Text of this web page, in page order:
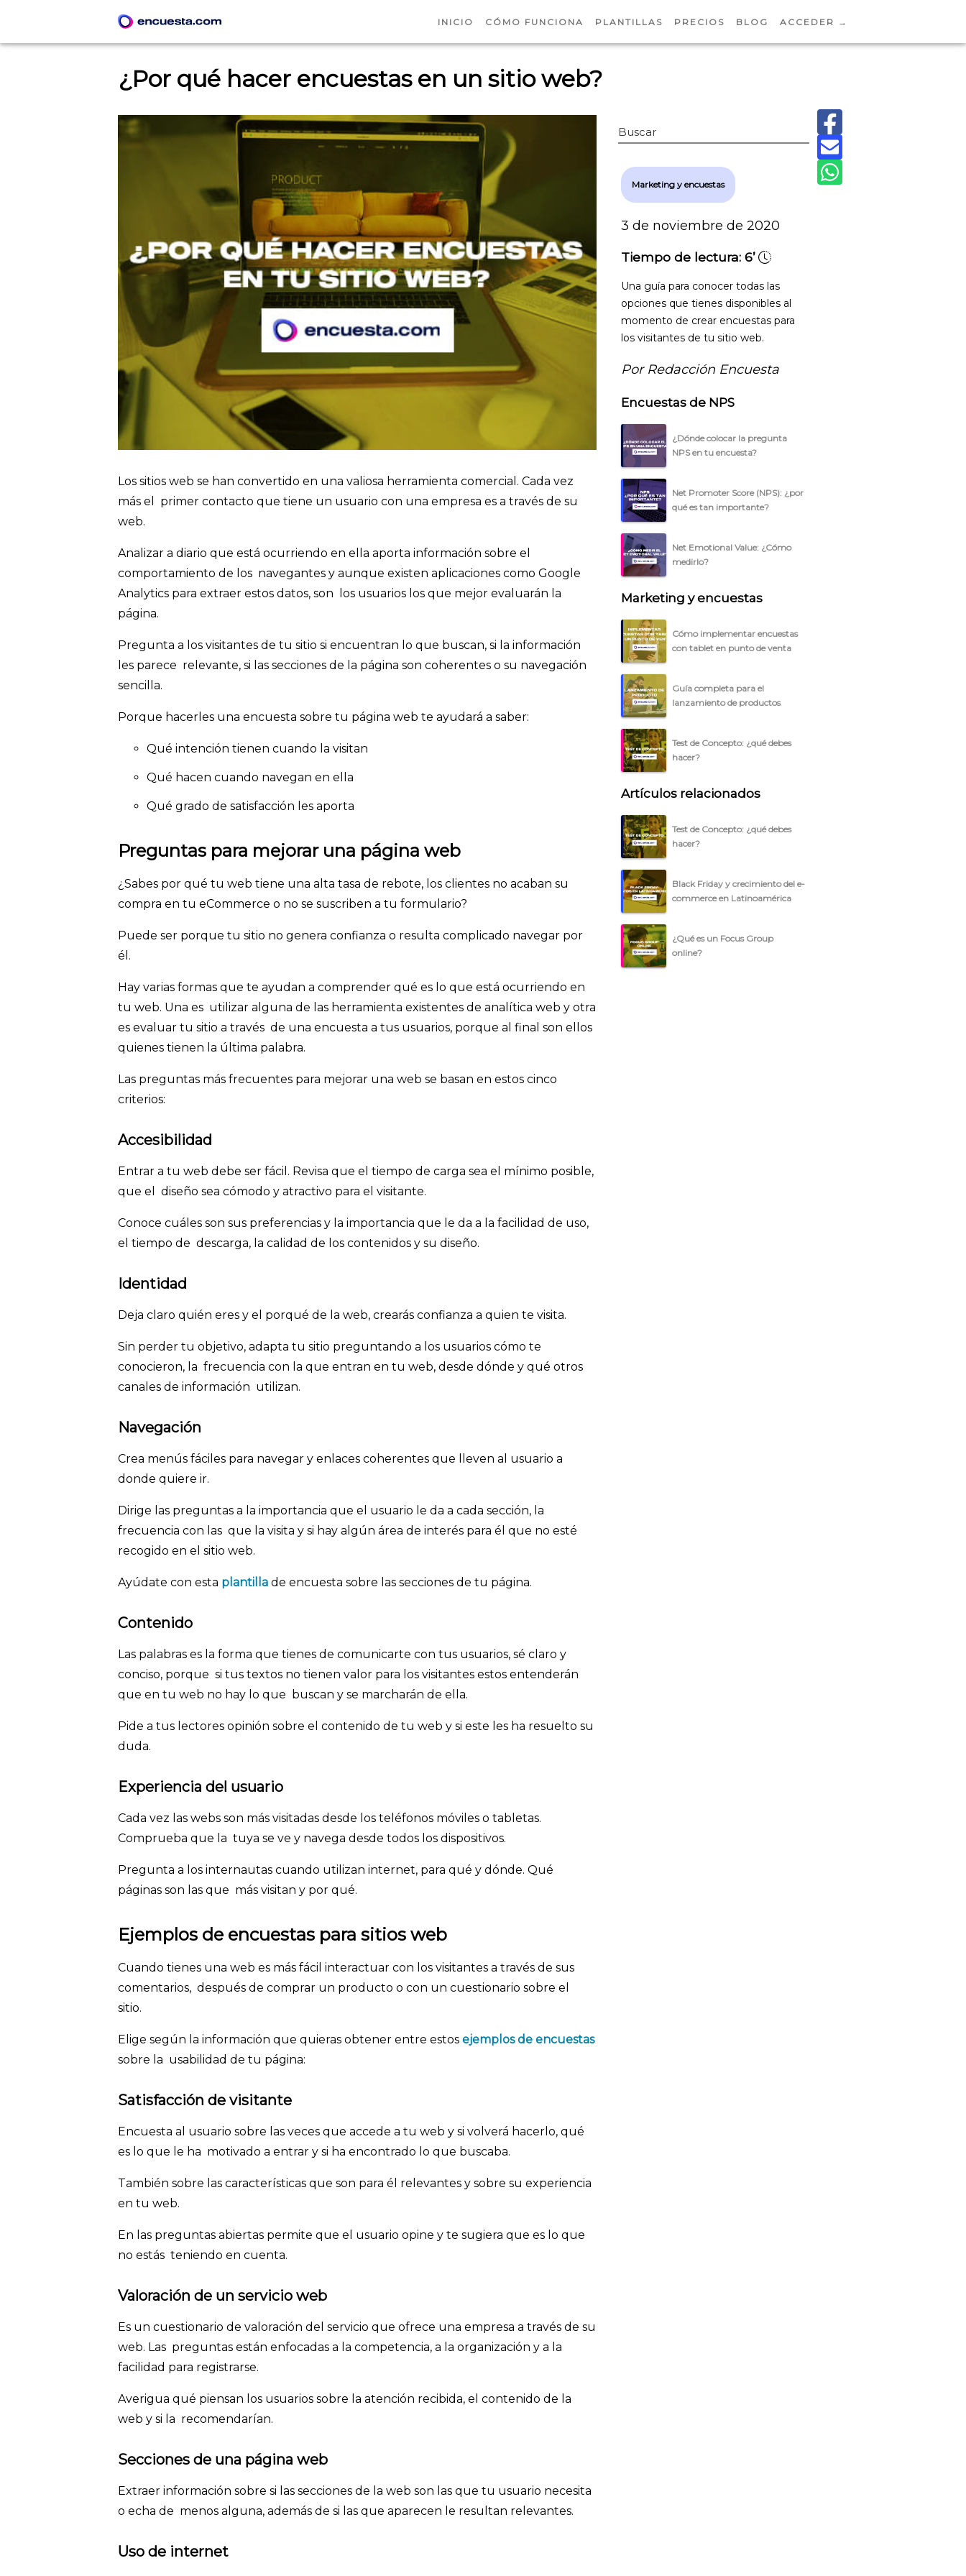
INICIO CÓMO FUNCIONA PLANTILLAS PRECIOS BLOG ACCEDER →
¿Por qué hacer encuestas en un sitio web?
Buscar
Los sitios web se han convertido en una valiosa herramienta comercial. Cada vez
más el primer contacto que tiene un usuario con una empresa es a través de su
web.
Analizar a diario que está ocurriendo en ella aporta información sobre el
comportamiento de los navegantes y aunque existen aplicaciones como Google
Analytics para extraer estos datos, son los usuarios los que mejor evaluarán la
página.
Pregunta a los visitantes de tu sitio si encuentran lo que buscan, si la información
les parece relevante, si las secciones de la página son coherentes o su navegación
sencilla.
Porque hacerles una encuesta sobre tu página web te ayudará a saber:
Qué intención tienen cuando la visitan
Qué hacen cuando navegan en ella
Qué grado de satisfacción les aporta
Preguntas para mejorar una página web
¿Sabes por qué tu web tiene una alta tasa de rebote, los clientes no acaban su
compra en tu eCommerce o no se suscriben a tu formulario?
Puede ser porque tu sitio no genera confianza o resulta complicado navegar por
él.
Hay varias formas que te ayudan a comprender qué es lo que está ocurriendo en
tu web. Una es utilizar alguna de las herramienta existentes de analítica web y otra
es evaluar tu sitio a través de una encuesta a tus usuarios, porque al final son ellos
quienes tienen la última palabra.
Las preguntas más frecuentes para mejorar una web se basan en estos cinco
criterios:
Accesibilidad
Entrar a tu web debe ser fácil. Revisa que el tiempo de carga sea el mínimo posible,
que el diseño sea cómodo y atractivo para el visitante.
Conoce cuáles son sus preferencias y la importancia que le da a la facilidad de uso,
el tiempo de descarga, la calidad de los contenidos y su diseño.
Identidad
Deja claro quién eres y el porqué de la web, crearás confianza a quien te visita.
Sin perder tu objetivo, adapta tu sitio preguntando a los usuarios cómo te
conocieron, la frecuencia con la que entran en tu web, desde dónde y qué otros
canales de información utilizan.
Navegación
Crea menús fáciles para navegar y enlaces coherentes que lleven al usuario a
donde quiere ir.
Dirige las preguntas a la importancia que el usuario le da a cada sección, la
frecuencia con las que la visita y si hay algún área de interés para él que no esté
recogido en el sitio web.
Ayúdate con esta plantilla de encuesta sobre las secciones de tu página.
Contenido
Las palabras es la forma que tienes de comunicarte con tus usuarios, sé claro y
conciso, porque si tus textos no tienen valor para los visitantes estos entenderán
que en tu web no hay lo que buscan y se marcharán de ella.
Pide a tus lectores opinión sobre el contenido de tu web y si este les ha resuelto su
duda.
Experiencia del usuario
Cada vez las webs son más visitadas desde los teléfonos móviles o tabletas.
Comprueba que la tuya se ve y navega desde todos los dispositivos.
Pregunta a los internautas cuando utilizan internet, para qué y dónde. Qué
páginas son las que más visitan y por qué.
Ejemplos de encuestas para sitios web
Cuando tienes una web es más fácil interactuar con los visitantes a través de sus
comentarios, después de comprar un producto o con un cuestionario sobre el
sitio.
Elige según la información que quieras obtener entre estos ejemplos de encuestas
sobre la usabilidad de tu página:
Satisfacción de visitante
Encuesta al usuario sobre las veces que accede a tu web y si volverá hacerlo, qué
es lo que le ha motivado a entrar y si ha encontrado lo que buscaba.
También sobre las características que son para él relevantes y sobre su experiencia
en tu web.
En las preguntas abiertas permite que el usuario opine y te sugiera que es lo que
no estás teniendo en cuenta.
Valoración de un servicio web
Es un cuestionario de valoración del servicio que ofrece una empresa a través de su
web. Las preguntas están enfocadas a la competencia, a la organización y a la
facilidad para registrarse.
Averigua qué piensan los usuarios sobre la atención recibida, el contenido de la
web y si la recomendarían.
Secciones de una página web
Extraer información sobre si las secciones de la web son las que tu usuario necesita
o echa de menos alguna, además de si las que aparecen le resultan relevantes.
Uso de internet
Marketing y encuestas
3 de noviembre de 2020
Tiempo de lectura:6’
Una guía para conocer todas las
opciones que tienes disponibles al
momento de crear encuestas para
los visitantes de tu sitio web.
Por Redacción Encuesta
Encuestas de NPS
¿Dónde colocar la pregunta
NPS en tu encuesta?
Net Promoter Score (NPS): ¿por
qué es tan importante?
Net Emotional Value: ¿Cómo
medirlo?
Marketing y encuestas
Cómo implementar encuestas
con tablet en punto de venta
Guía completa para el
lanzamiento de productos
Test de Concepto: ¿qué debes
hacer?
Artículos relacionados
Test de Concepto: ¿qué debes
hacer?
Black Friday y crecimiento del e-
commerce en Latinoamérica
¿Qué es un Focus Group
online?